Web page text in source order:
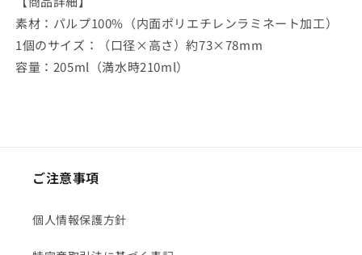
素材：パルプ100%（内面ポリエチレンラミネート加工）
1個のサイズ：（口径×高さ）約73×78mm
容量：205ml（満水時210ml）
ご注意事項
個人情報保護方針